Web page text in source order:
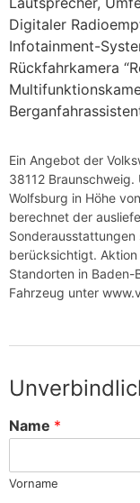
Digitaler
Infotainment-
Rückfahrkamera
Ein Angebot der
38112
Wolfsburg in Höhe
berechnet der
berücksichtigt.
Standorten in Baden-
Fahrzeug unter
S
o
s
Name *
Vorname